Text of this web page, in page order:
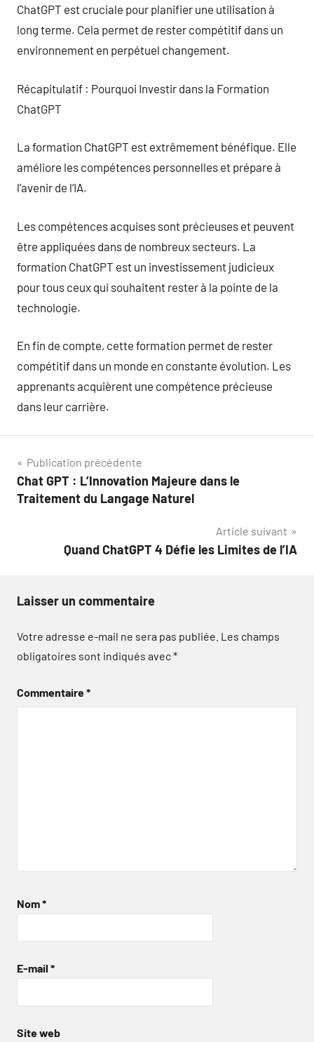
ChatGPT est cruciale pour planifier une utilisation à
long terme. Cela permet de rester compétitif dans un
environnement en perpétuel changement.
Récapitulatif : Pourquoi Investir dans la Formation
ChatGPT
La formation ChatGPT est extrêmement bénéfique. Elle
améliore les compétences personnelles et prépare à
l’avenir de l’IA.
Les compétences acquises sont précieuses et peuvent
être appliquées dans de nombreux secteurs. La
formation ChatGPT est un investissement judicieux
pour tous ceux qui souhaitent rester à la pointe de la
technologie.
En fin de compte, cette formation permet de rester
compétitif dans un monde en constante évolution. Les
apprenants acquièrent une compétence précieuse
dans leur carrière.
Navigation
de
Publication précédente
Chat GPT : L’Innovation Majeure dans le
Traitement du Langage Naturel
Article suivant
Quand ChatGPT 4 Défie les Limites de l’IA
Laisser un commentaire
Votre adresse e-mail ne sera pas publiée. Les champs
obligatoires sont indiqués avec*
Commentaire*
Nom*
E-mail *
Site web